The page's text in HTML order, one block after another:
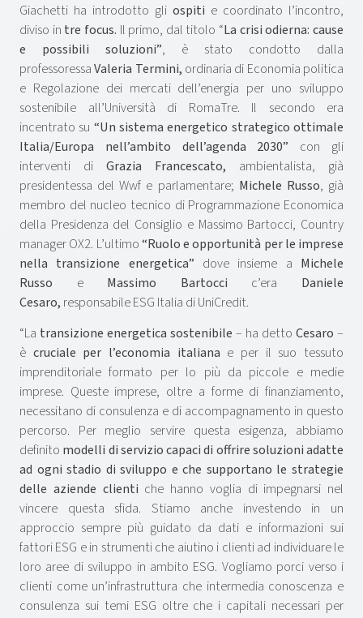
Giachetti ha introdotto gli ospiti e coordinato l’incontro,
diviso in tre focus. Il primo, dal titolo “La crisi odierna: cause
e possibili soluzioni”, è stato condotto dalla
professoressaValeria Termini, ordinaria di Economia politica
e Regolazione dei mercati dell’energia per uno sviluppo
sostenibile all’Università di RomaTre. Il secondo era
incentrato su “Un sistema energetico strategico ottimale
Italia/Europa nell’ambito dell’agenda 2030” con gli
interventi di Grazia Francescato, ambientalista, già
presidentessa del Wwf e parlamentare; Michele Russo, già
membro del nucleo tecnico di Programmazione Economica
della Presidenza del Consiglio e Massimo Bartocci, Country
manager OX2. L’ultimo“Ruolo e opportunità per le imprese
nella transizione energetica” dove insieme a Michele
Russo e Massimo Bartocci c’era Daniele
Cesaro, responsabile ESG Italia di UniCredit.
“La transizione energetica sostenibile – ha detto Cesaro –
è cruciale per l’economia italiana e per il suo tessuto
imprenditoriale formato per lo più da piccole e medie
imprese. Queste imprese, oltre a forme di finanziamento,
necessitano di consulenza e di accompagnamento in questo
percorso. Per meglio servire questa esigenza, abbiamo
definito modelli di servizio capaci di offrire soluzioni adatte
ad ogni stadio di sviluppo e che supportano le strategie
delle aziende clienti che hanno voglia di impegnarsi nel
vincere questa sfida. Stiamo anche investendo in un
approccio sempre più guidato da dati e informazioni sui
fattori ESG e in strumenti che aiutino i clienti ad individuare le
loro aree di sviluppo in ambito ESG. Vogliamo porci verso i
clienti come un’infrastruttura che intermedia conoscenza e
consulenza sui temi ESG oltre che i capitali necessari per